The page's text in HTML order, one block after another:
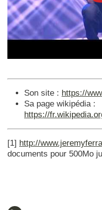
Son site : https://
Sa page wikipédia :
https://
[1] http://
documents pour 500Mo